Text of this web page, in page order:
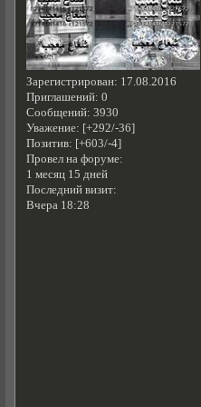
Зарегистрирован: 17.08.2016
Приглашений: 0
Сообщений: 3930
Уважение: [+292/-36]
Позитив: [+603/-4]
Провел на форуме:
1 месяц 15 дней
Последний визит:
Вчера 18:28